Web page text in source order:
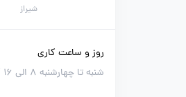
شیراز
روز و ساعت کاری
شنبه تا چهارشنبه 8 الی 16 / پنج شنبه 8 الی 12